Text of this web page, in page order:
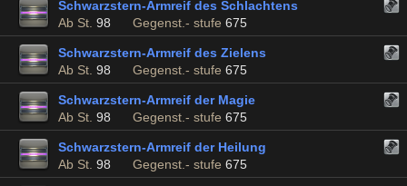
Schwarzstern-Armreif des Schlachtens
Ab St. 98 Gegenst.- stufe 675
Schwarzstern-Armreif des Zielens
Ab St. 98 Gegenst.- stufe 675
Schwarzstern-Armreif der Magie
Ab St. 98 Gegenst.- stufe 675
Schwarzstern-Armreif der Heilung
Ab St. 98 Gegenst.- stufe 675